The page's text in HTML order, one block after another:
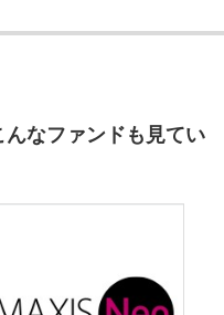
なファンドも見てい